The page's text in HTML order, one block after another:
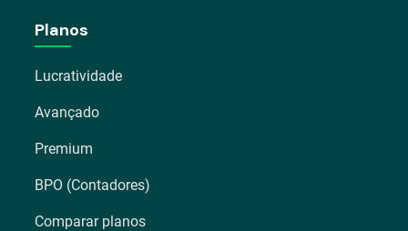
Planos
Lucratividade
Avançado
Premium
BPO (Contadores)
Comparar planos